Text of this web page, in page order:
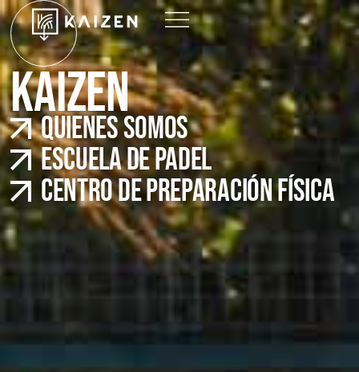
KAIZEN
QUIENES SOMOS
ESCUELA DE PADEL
CENTRO DE PREPARACIÓN FÍSICA